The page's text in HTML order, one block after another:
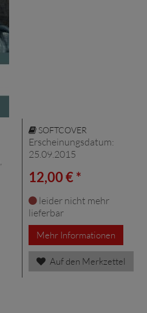
SOFTCOVER
Erscheinungsdatum:
25.09.2015
12,00 € *
leider nicht mehr
lieferbar
Mehr Informationen
Auf den Merkzettel